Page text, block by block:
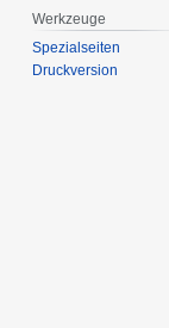
Werkzeuge
Spezialseiten
Druckversion